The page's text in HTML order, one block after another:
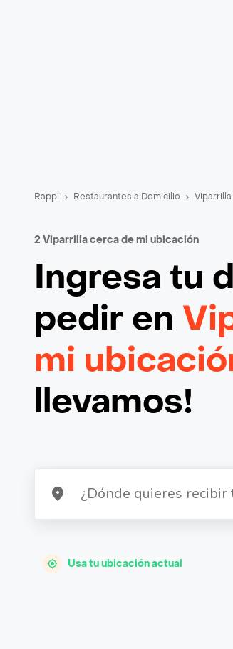
Rappi Restaurantes a Domicilio
2 Viparrilla cerca de mi ubicación
Ingresa tu
pedir en
mi
llevamos!
Usa tu ubicación actual